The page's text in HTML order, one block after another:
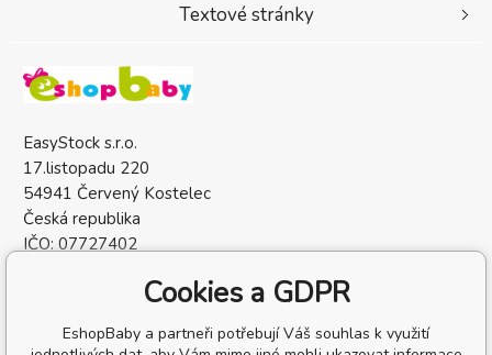
EasyStock s.r.o.
17.listopadu 220
54941 Červený Kostelec
Česká republika
IČO: 07727402
Textové stránky
Cookies a GDPR
EshopBaby a partneři potřebují Váš souhlas k využití